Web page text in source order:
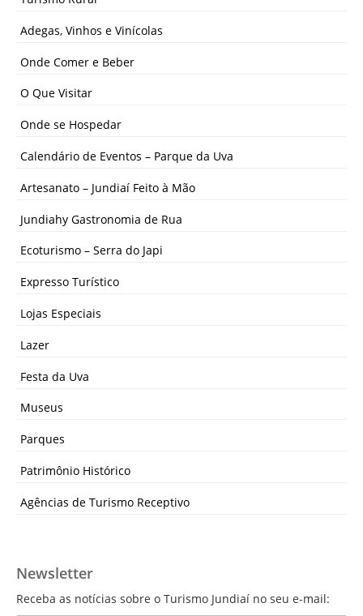
Adegas, Vinhos e Vinícolas
Onde Comer e Beber
O Que Visitar
Onde se Hospedar
Calendário de Eventos – Parque da Uva
Artesanato – Jundiaí Feito à Mão
Jundiahy Gastronomia de Rua
Ecoturismo – Serra do Japi
Expresso Turístico
Lojas Especiais
Lazer
Festa da Uva
Museus
Parques
Patrimônio Histórico
Agências de Turismo Receptivo
Newsletter
Receba as notícias sobre o Turismo Jundiaí no seu e-mail: